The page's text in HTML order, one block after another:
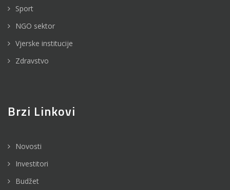
Sport
NGO sektor
Vjerske institucije
Zdravstvo
Brzi Linkovi
Novosti
Investitori
Budžet